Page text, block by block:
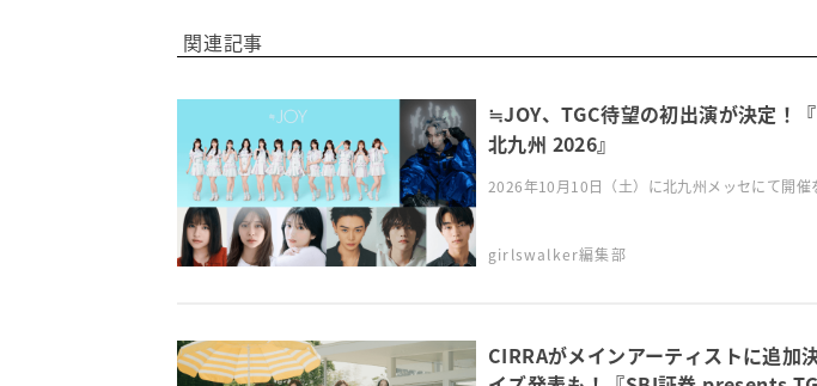
関連記事
≒JOY、TGC待望の初出演が決定！
北九州 2026』
2026年10月10日（土）に北九州メッセにて開催
girlswalker編集部
CIRRAがメインアーティストに追加